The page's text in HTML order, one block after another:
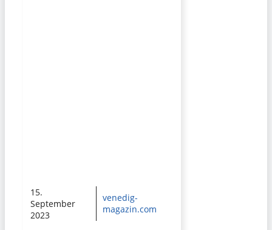
15.
September
2023
venedig-
magazin.com